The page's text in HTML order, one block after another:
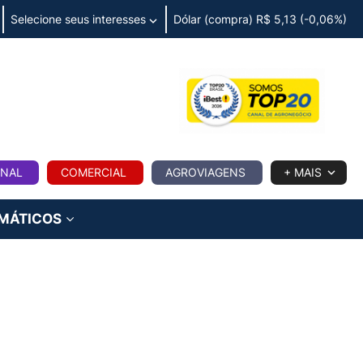
Selecione seus interesses Dólar (compra) R$ 5,13 (-0,06%)
COMERCIAL AGROVIAGENS + MAIS